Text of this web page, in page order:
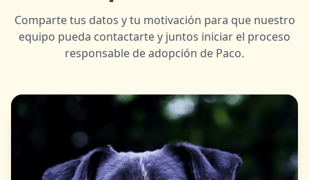
Comparte tus datos y tu motivación para que nuestro
equipo pueda contactarte y juntos iniciar el proceso
responsable de adopción de Paco.